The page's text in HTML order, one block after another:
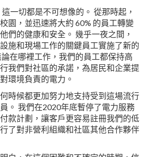
一切都是不可想像的。 從那時起，
園，並迅速將大約 60% 的員工轉變
們的健康和安全。 幾乎一夜之間，
施和現場工作的關鍵員工實施了新的
在哪裡工作，我們的員工都保持高
我們對社區的承諾，為居民和企業提
環境負責的電力。
時候都更加努力地支持受到這場流行
。 我們在2020年底暫停了電力服務
款計劃，讓客戶更容易註冊我們的低
了對非營利組織和社區其他合作夥伴